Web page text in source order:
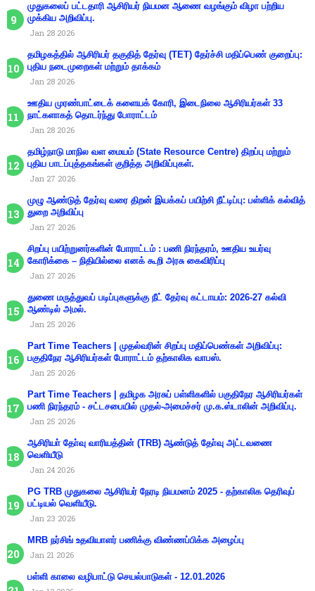
முதுகலைப் பட்டதாரி ஆசிரியர் நியமன ஆணை வழங்கும் விழா பற்றிய
முக்கிய அறிவிப்பு.
Jan 28 2026
தமிழகத்தில் ஆசிரியர் தகுதித் தேர்வு (TET) தேர்ச்சி மதிப்பெண் குறைப்பு:
புதிய நடைமுறைகள் மற்றும் தாக்கம்
Jan 28 2026
ஊதிய முரண்பாட்டைக் களையக் கோரி, இடைநிலை ஆசிரியர்கள் 33
நாட்களாகத் தொடர்ந்து போராட்டம்
Jan 28 2026
தமிழ்நாடு மாநில வள மையம் (State Resource Centre) திறப்பு மற்றும்
புதிய பாடப்புத்தகங்கள் குறித்த அறிவிப்புகள்.
Jan 27 2026
முழு ஆண்டுத் தேர்வு வரை திறன் இயக்கப் பயிற்சி நீட்டிப்பு: பள்ளிக் கல்வித்
துறை அறிவிப்பு
Jan 27 2026
சிறப்பு பயிற்றுனர்களின் போராட்டம் : பணி நிரந்தரம், ஊதிய உயர்வு
கோரிக்கை – நிதியில்லை எனக் கூறி அரசு கைவிரிப்பு
Jan 27 2026
துணை மருத்துவப் படிப்புகளுக்கு நீட் தேர்வு கட்டாயம்: 2026-27 கல்வி
ஆண்டில் அமல்.
Jan 25 2026
Part Time Teachers | முதல்வரின் சிறப்பு மதிப்பெண்கள் அறிவிப்பு:
பகுதிநேர ஆசிரியர்கள் போராட்டம் தற்காலிக வாபஸ்.
Jan 25 2026
Part Time Teachers | தமிழக அரசுப் பள்ளிகளில் பகுதிநேர ஆசிரியர்கள்
பணி நிரந்தரம் - சட்டசபையில் முதல்-அமைச்சர் மு.க.ஸ்டாலின் அறிவிப்பு.
Jan 25 2026
ஆசிரியா் தோ்வு வாரியத்தின் (TRB) ஆண்டுத் தோ்வு அட்டவணை
வெளியீடு
Jan 24 2026
PG TRB முதுகலை ஆசிரியர் நேரடி நியமனம் 2025 - தற்காலிக தெரிவுப்
பட்டியல் வெளியீடு.
Jan 23 2026
MRB நர்சிங் உதவியாளர் பணிக்கு விண்ணப்பிக்க அழைப்பு
Jan 21 2026
பள்ளி காலை வழிபாட்டு செயல்பாடுகள் - 12.01.2026